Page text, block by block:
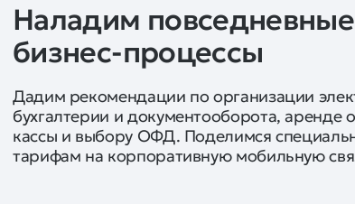
Наладим повседневные
бизнес-процессы
Дадим рекомендации по организации
бухгалтерии и документооборота, аренде
кассы и выбору ОФД. Поделимся
тарифам на корпоративную мобильную